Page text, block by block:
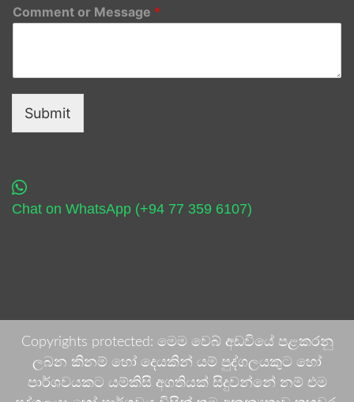
Comment or Message *
Submit
Chat on WhatsApp (+94 77 359 6107)
Copyrights protected: මෙම වෙබ් අඩවියේ පළකරනු
ලබන කිනම් හෝ දෙයකින් යම් පුද්ගලයකුට හෝ
පාර්ශවයකට යම්කිසි අගතියක් සිදුවන්නේ නම් එම